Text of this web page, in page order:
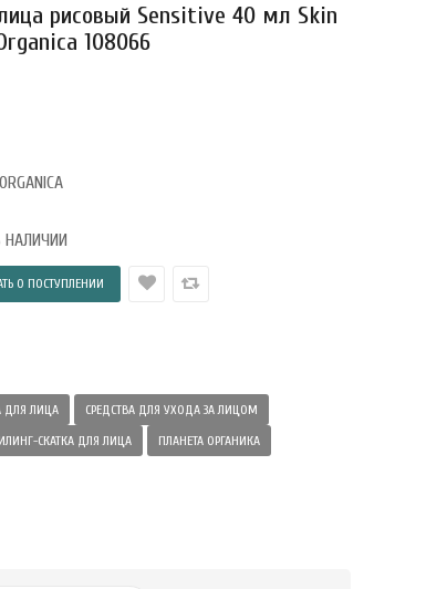
рисовый Sensitive 40 мл Skin
108066
НАЛИЧИИ
ДЛЯ ЛИЦА
СРЕДСТВА ДЛЯ УХОДА ЗА ЛИЦОМ
СКАТКА ДЛЯ ЛИЦА
ПЛАНЕТА ОРГАНИКА